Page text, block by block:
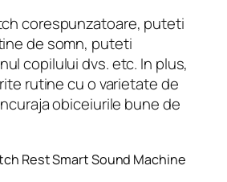
corespunzatoare, puteti
de somn, puteti
copilului dvs. etc. In plus,
rutine cu o varietate de
obiceiurile bune de
Rest Smart Sound Machine